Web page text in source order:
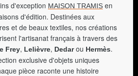
d'exception MAISON TRAMIS en
d'édition. Destinées aux
et de beaux textiles, nos créations
l'artisanat français à travers des
Frey, Lelièvre, Dedarou Hermès.
exclusive d'objets uniques
pièce raconte une histoire